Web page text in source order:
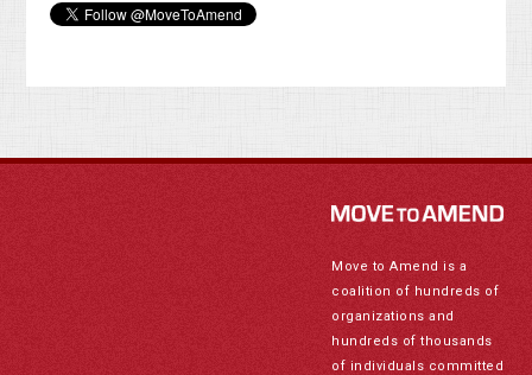
Move to Amend is a
coalition of hundreds of
organizations and
hundreds of thousands
of individuals committed